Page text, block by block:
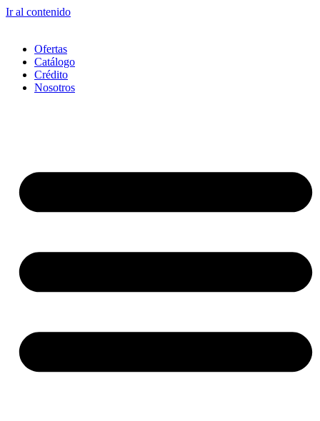
Ir al contenido
Ofertas
Catálogo
Crédito
Nosotros